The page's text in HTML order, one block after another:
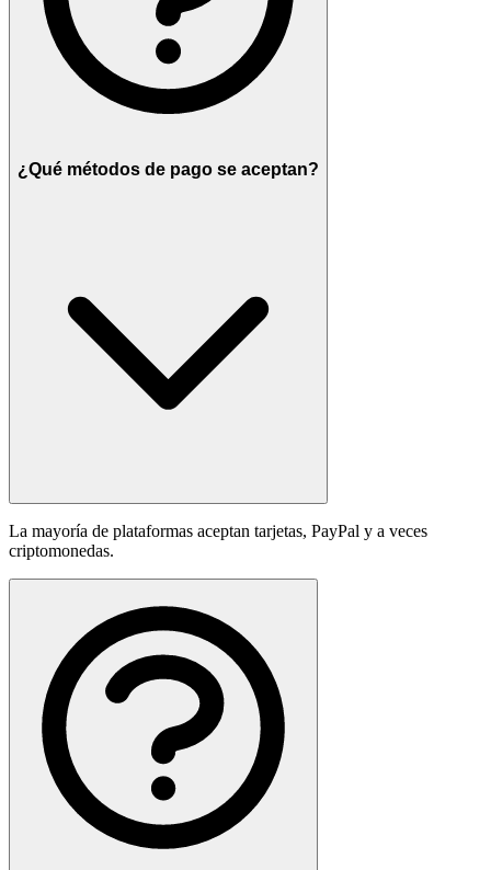
¿Qué métodos de pago se aceptan?
La mayoría de plataformas aceptan tarjetas, PayPal y a veces
criptomonedas.